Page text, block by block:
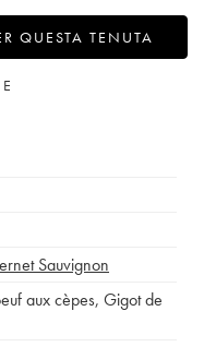
QUESTA TENUTA
Sauvignon
aux cèpes, Gigot de